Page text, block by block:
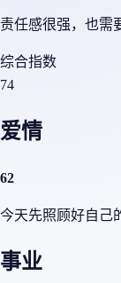
责任感很强，也需
综合指数
74
爱情
62
今天先照顾好自己
事业